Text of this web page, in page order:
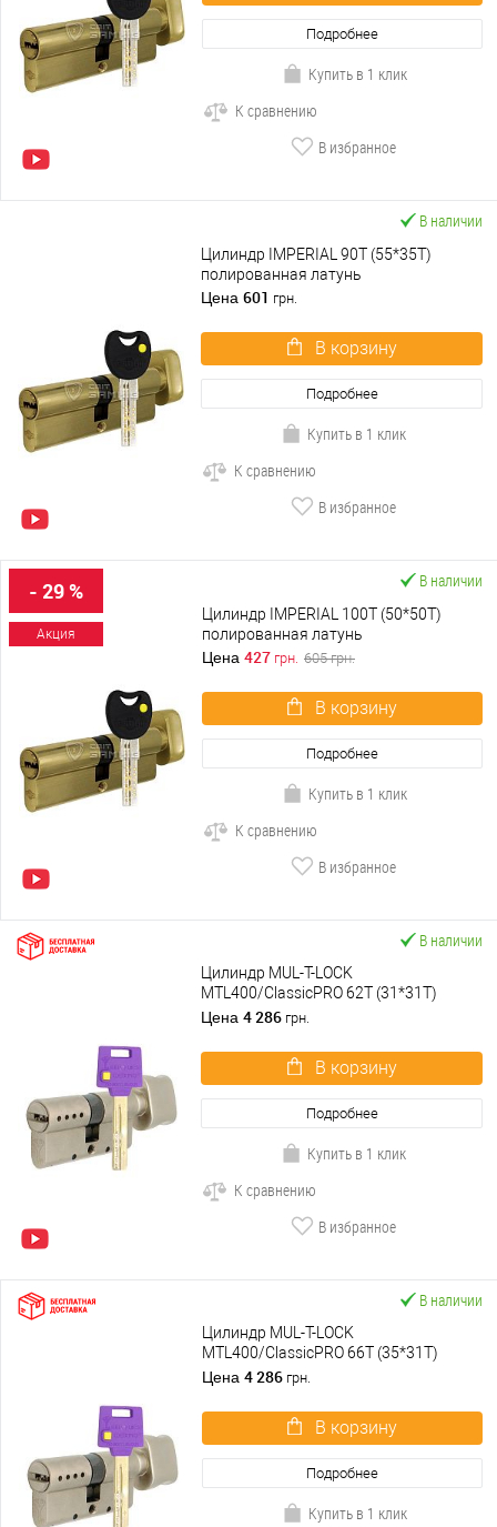
Подробнее
Купить в 1 клик
К сравнению
В избранное
В наличии
Цилиндр IMPERIAL 90T (55*35T)
полированная латунь
Цена 601 грн.
В корзину
Подробнее
Купить в 1 клик
К сравнению
В избранное
- 29 %
Акция
В наличии
Цилиндр IMPERIAL 100T (50*50T)
полированная латунь
Цена 427 грн. 605грн.
В корзину
Подробнее
Купить в 1 клик
К сравнению
В избранное
В наличии
Цилиндр MUL-T-LOCK
MTL400/ClassicPRO 62T (31*31T)
никель сатин
Цена 4 286 грн.
В корзину
Подробнее
Купить в 1 клик
К сравнению
В избранное
В наличии
Цилиндр MUL-T-LOCK
MTL400/ClassicPRO 66T (35*31T)
никель сатин
Цена 4 286 грн.
В корзину
Подробнее
Купить в 1 клик